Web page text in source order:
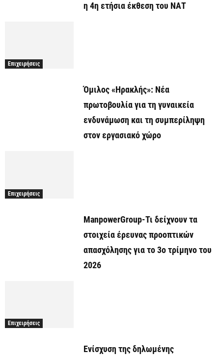
η 4η ετήσια έκθεση του ΝΑΤ
Επιχειρήσεις
Όμιλος «Ηρακλής»: Νέα
πρωτοβουλία για τη γυναικεία
ενδυνάμωση και τη συμπερίληψη
στον εργασιακό χώρο
Επιχειρήσεις
ManpowerGroup-Τι δείχνουν τα
στοιχεία έρευνας προοπτικών
απασχόλησης για το 3ο τρίμηνο του
2026
Επιχειρήσεις
Ενίσχυση της δηλωμένης